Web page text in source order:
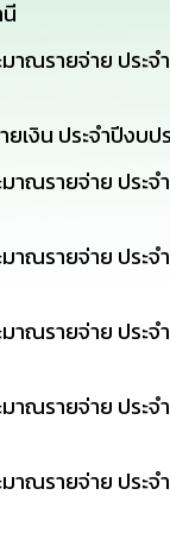
มาณรายจ่าย ปร
ยเงิน ประจำปีง
มาณรายจ่าย ประ
มาณรายจ่าย ปร
มาณรายจ่าย ปร
มาณรายจ่าย ปร
มาณรายจ่าย ปร